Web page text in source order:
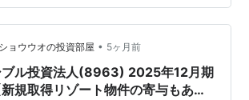
るのも大きなポイントです。 📅 株主優
目 内容 銘柄 インヴィンシブル投資法人
権利確定日 6月…
ョウウオの投資部屋 • 5ヶ月前
ブル投資法人(8963) 2025年12月期
規取得リゾート物件の寄与もあ